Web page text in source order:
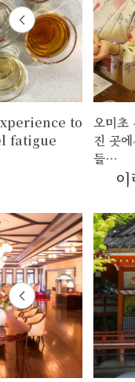
to
fatigue
오미초
진 곳
들…